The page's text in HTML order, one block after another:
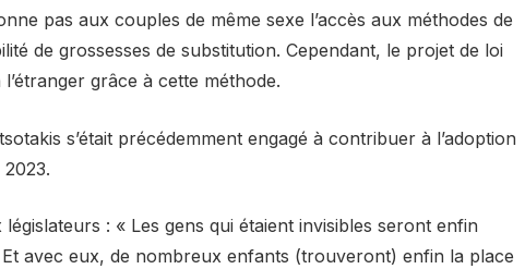
pas aux couples de même sexe l’accès aux méthodes de
de grossesses de substitution. Cependant, le projet de loi
grâce à cette méthode.
s’était précédemment engagé à contribuer à l’adoption
: « Les gens qui étaient invisibles seront enfin
avec eux, de nombreux enfants (trouveront) enfin la place